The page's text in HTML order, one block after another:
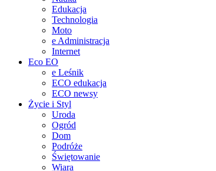
Edukacja
Technologia
Moto
e Administracja
Internet
Eco EO
e Leśnik
ECO edukacja
ECO newsy
Życie i Styl
Uroda
Ogród
Dom
Podróże
Świętowanie
Wiara